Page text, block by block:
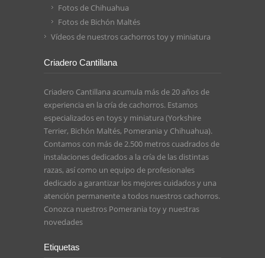
Fotos de Chihuahua
Fotos de Bichón Maltés
Vídeos de nuestros cachorros toy y miniatura
Criadero Cantillana
Criadero Cantillana acumula más de 20 años de
experiencia en la cría de cachorros. Estamos
especializados en toys y miniatura (Yorkshire
Terrier, Bichón Maltés, Pomerania y Chihuahua).
Contamos con más de 2.500 metros cuadrados de
instalaciones dedicados a la cría de las distintas
razas, así como un equipo de profesionales
dedicado a garantizar los mejores cuidados y una
atención permanente a todos nuestros cachorros.
Conozca nuestros Pomerania toyy nuestras
novedades
Etiquetas